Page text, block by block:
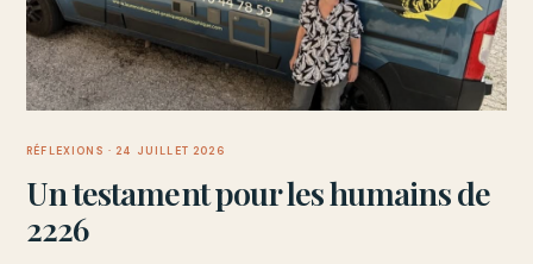
RÉFLEXIONS · 24 JUILLET 2026
Un testament pour les humains de
2226